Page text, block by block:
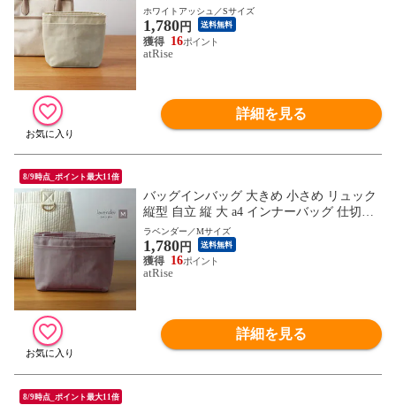
トート バックインバック 軽量 軽い バッグ
トートバッグ ポリエステル おしゃれ ポー
チ プレゼント ギフト
ホワイトアッシュ／Sサイズ
1,780円 送料無料
16
atRise
詳細を見る
8/9時点_ポイント最大11倍
バッグインバッグ 大きめ 小さめ リュック
縦型 自立 縦 大 a4 インナーバッグ 仕切り
トート バックインバック 軽量 軽い バッグ
トートバッグ ポリエステル おしゃれ ポー
チ プレゼント ギフト
ラベンダー／Mサイズ
1,780円 送料無料
16
atRise
詳細を見る
8/9時点_ポイント最大11倍